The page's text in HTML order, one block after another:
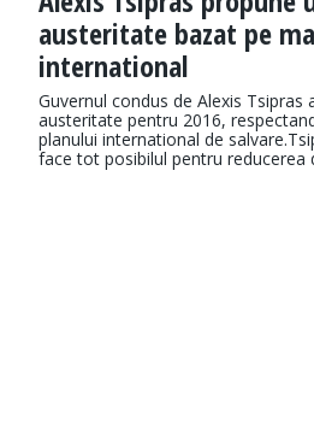
austeritate bazat pe
international
Guvernul condus de Alexis Tsipras
austeritate pentru 2016,
planului international de
face tot posibilul pentru reducerea